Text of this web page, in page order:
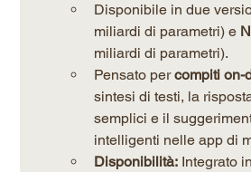
Disponibile in due
miliardi di parametri) e
miliardi di parametri).
Pensato per compiti on-
sintesi di testi, la
semplici e il
intelligenti nelle app di
Disponibilità: Integrato